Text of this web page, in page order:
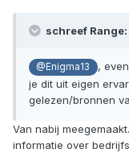
schreef Range:
@Enigma13
,
je dit uit eigen
gelezen/bronnen
Van nabij
informatie over